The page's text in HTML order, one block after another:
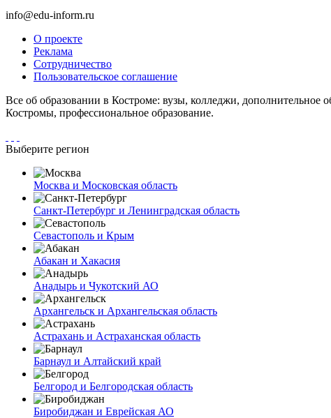
info@edu-inform.ru
О проекте
Реклама
Сотрудничество
Пользовательское соглашение
Все об образовании в Костроме: вузы, колледжи,
Костромы, профессиональное образование.
Выберите регион
Москва и Московская область
Санкт-Петербург и Ленинградская область
Севастополь и Крым
Абакан и Хакасия
Анадырь и Чукотский АО
Архангельск и Архангельская область
Астрахань и Астраханская область
Барнаул и Алтайский край
Белгород и Белгородская область
Биробиджан и Еврейская АО